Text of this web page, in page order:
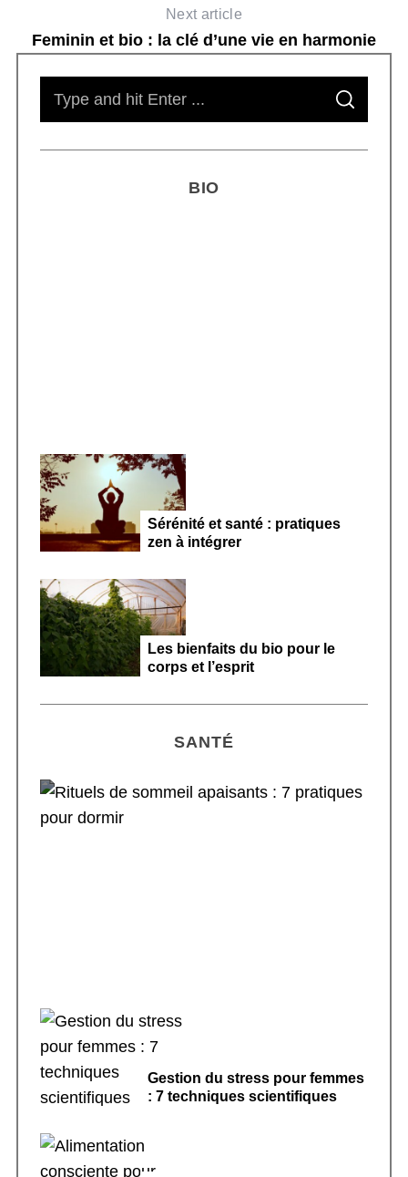
Next article
Feminin et bio : la clé d’une vie en harmonie
S
A
C
BIO
Sérénité et santé : pratiques
zen à intégrer
Les bienfaits du bio pour le
corps et l’esprit
SANTÉ
Gestion du stress pour femmes
: 7 techniques scientifiques